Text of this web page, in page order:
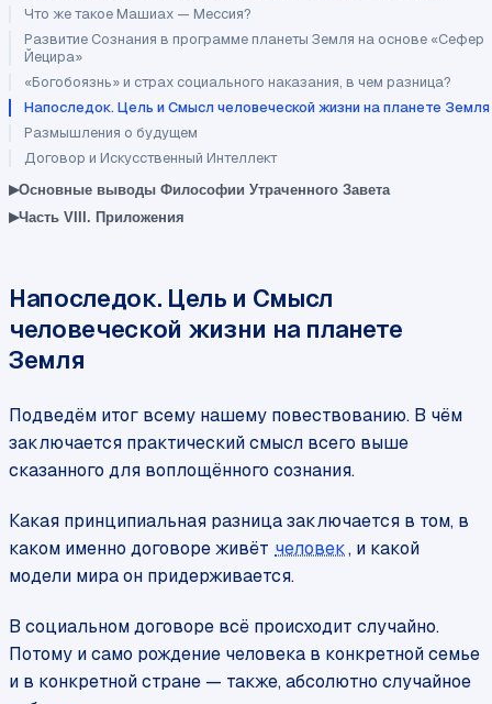
Что же такое Машиах — Мессия?
Развитие Сознания в программе планеты Земля на основе «Сефер
Йецира»
«Богобоязнь» и страх социального наказания, в чем разница?
Напоследок. Цель и Смысл человеческой жизни на планете Земля
Размышления о будущем
Договор и Искусственный Интеллект
▸Основные выводы Философии Утраченного Завета
▸Часть VIII. Приложения
Напоследок. Цель и Смысл
человеческой жизни на планете
Земля
Подведём итог всему нашему повествованию. В чём
заключается практический смысл всего выше
сказанного для воплощённого сознания.
Какая принципиальная разница заключается в том, в
каком именно договоре живёт человек, и какой
модели мира он придерживается.
В социальном договоре всё происходит случайно.
Потому и само рождение человека в конкретной семье
и в конкретной стране — также, абсолютно случайное